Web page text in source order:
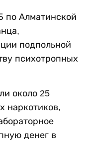
по Алматинской
подпольной
психотропных
около 25
наркотиков,
денег в